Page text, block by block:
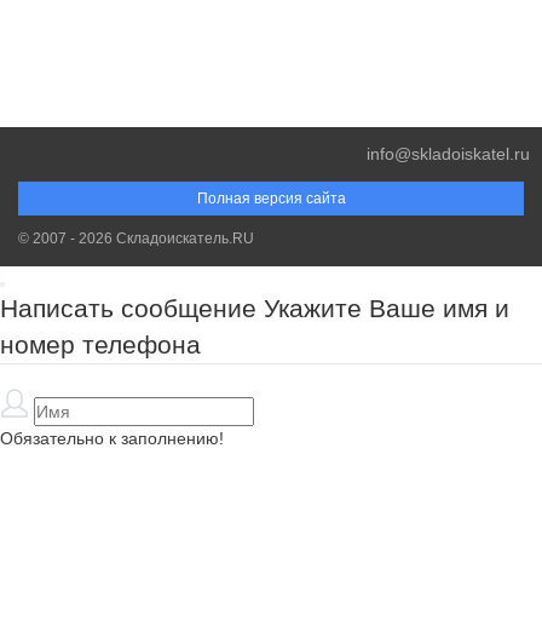
Полная версия сайта
info@skladoiskatel.ru
© 2007 - 2026 Складоискатель.RU
Написать сообщение Укажите Ваше имя и
номер телефона
Обязательно к заполнению!